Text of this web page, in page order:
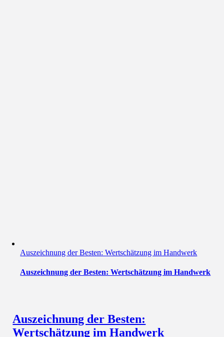
Auszeichnung der Besten: Wertschätzung im Handwerk
Auszeichnung der Besten: Wertschätzung im Handwerk
Auszeichnung der Besten:
Wertschätzung im Handwerk